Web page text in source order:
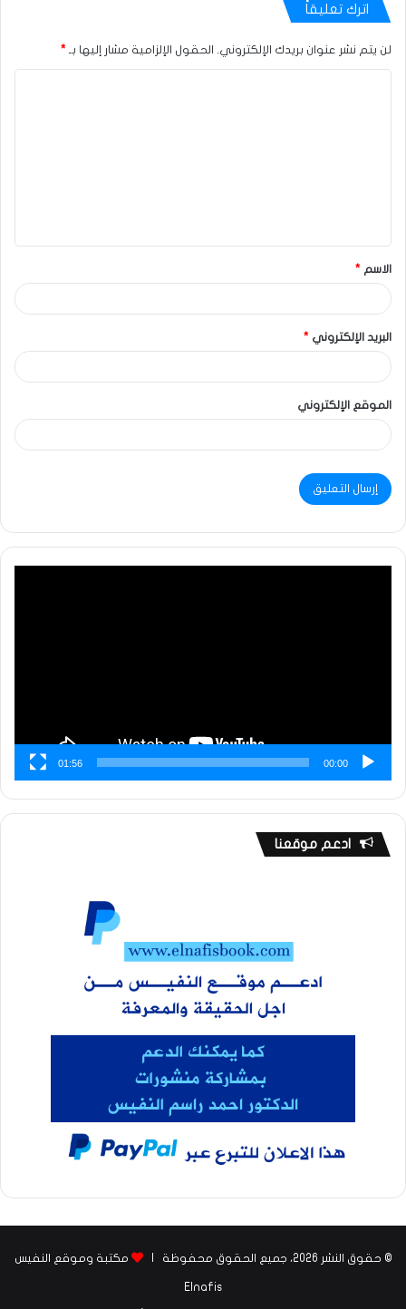
اترك تعليقاً
لن يتم نشر عنوان بريدك الإلكتروني. الحقول الإلزامية مشار إليها بـ *
الاسم *
البريد الإلكتروني *
الموقع الإلكتروني
00:00
01:56
ادعم موقعنا
© حقوق النشر 2026، جميع الحقوق محفوظة | مكتبة وموقع النفيس
Elnafis